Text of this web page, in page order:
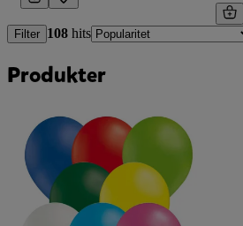
Filter 108 hits
Produkter